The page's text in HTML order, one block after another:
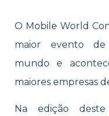
O Mobile World
maior evento de
mundo e
maiores empresas
Na edição